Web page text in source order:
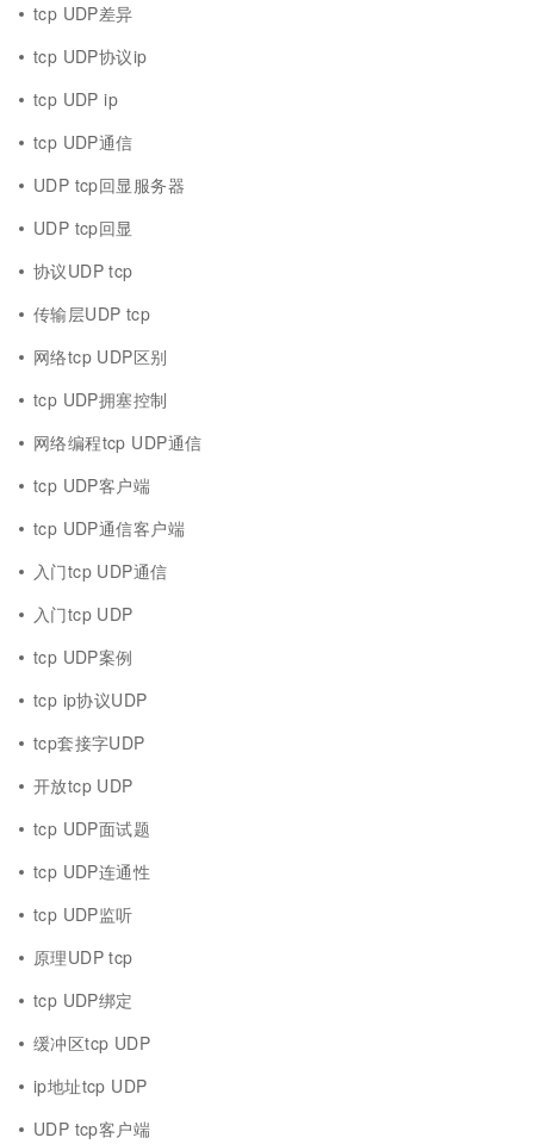
tcp UDP差异
tcp UDP协议ip
tcp UDP ip
tcp UDP通信
UDP tcp回显服务器
UDP tcp回显
协议UDP tcp
传输层UDP tcp
网络tcp UDP区别
tcp UDP拥塞控制
网络编程tcp UDP通信
tcp UDP客户端
tcp UDP通信客户端
入门tcp UDP通信
入门tcp UDP
tcp UDP案例
tcp ip协议UDP
tcp套接字UDP
开放tcp UDP
tcp UDP面试题
tcp UDP连通性
tcp UDP监听
原理UDP tcp
tcp UDP绑定
缓冲区tcp UDP
ip地址tcp UDP
UDP tcp客户端